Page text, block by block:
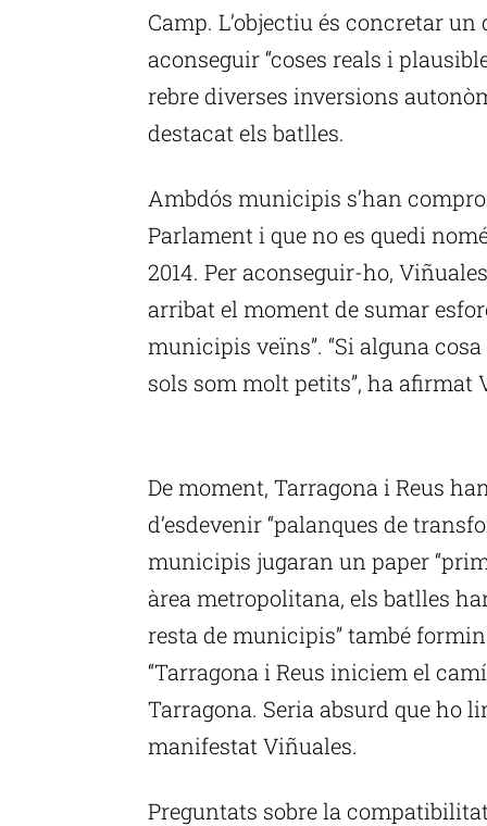
Camp. L’objectiu és concretar
aconseguir “coses reals i
rebre diverses inversions
destacat els batlles.
Ambdós municipis s’han
Parlament i que no es quedi
2014. Per aconseguir-ho,
arribat el moment de sumar
municipis veïns”. “Si alguna
sols som molt petits”, ha afirmat
De moment, Tarragona i Reus
d’esdevenir “palanques de
municipis jugaran un paper
àrea metropolitana, els batlles
resta de municipis” també
“Tarragona i Reus iniciem el
Tarragona. Seria absurd que ho
manifestat Viñuales.
Preguntats sobre la